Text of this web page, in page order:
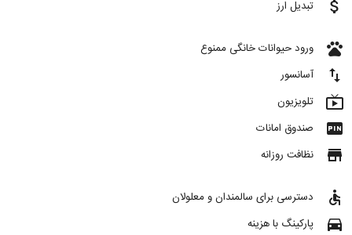
attach_money تبدیل ارز
pets ورود حیوانات خانگی ممنوع
import_export آسانسور
live_tv تلویزیون
fiber_pin صندوق امانات
store نظافت روزانه
accessible دسترسی برای سالمندان و معلولان
directions_car پارکینگ با هزینه